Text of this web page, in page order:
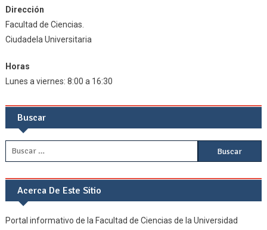
Dirección
Facultad de Ciencias.
Ciudadela Universitaria
Horas
Lunes a viernes: 8:00 a 16:30
Buscar
Buscar:
Acerca De Este Sitio
Portal informativo de la Facultad de Ciencias de la Universidad